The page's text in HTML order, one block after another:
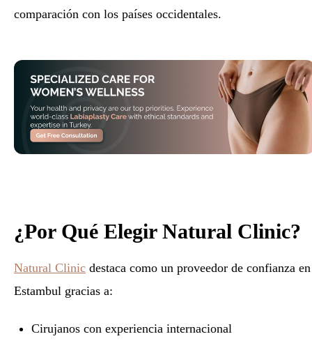
comparación con los países occidentales.
¿Por Qué Elegir Natural Clinic?
Natural Clinic destaca como un proveedor de confianza en
Estambul gracias a:
Cirujanos con experiencia internacional